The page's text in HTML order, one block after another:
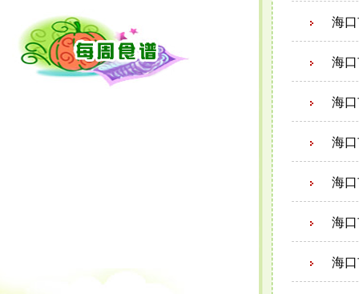
海
海
海
海
海
海
海